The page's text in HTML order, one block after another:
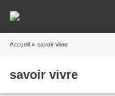
Accueil » savoir vivre
savoir vivre